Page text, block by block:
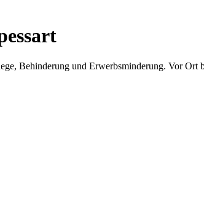
Behinderung und Erwerbsminderung. Vor Ort